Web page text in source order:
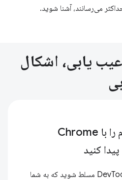
می‌رسانند، آشنا شوید.
یابی، اشکال
مشکلات فرم را با Chrome
بر ویژگی‌های DevTools مسلط شوید که به شما